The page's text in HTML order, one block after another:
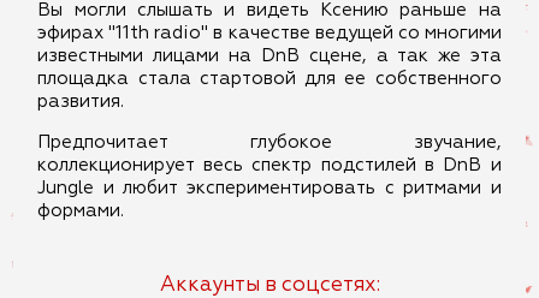
Вы могли слышать и видеть Ксению раньше на
эфирах "11th radio" в качестве ведущей со многими
известными лицами на DnB сцене, а так же эта
площадка стала стартовой для ее собственного
развития.
Предпочитает глубокое звучание,
коллекционирует весь спектр подстилей в DnB и
Jungle и любит экспериментировать с ритмами и
формами.
Аккаунты в соцсетях: